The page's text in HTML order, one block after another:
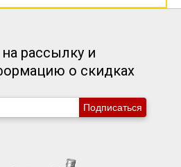
рассылку и
о скидках
Подписаться